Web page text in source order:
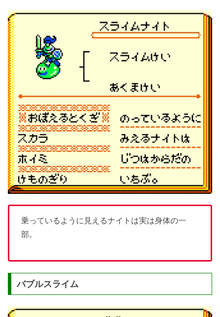
乗っているように見えるナイトは実は身体の一
部。
バブルスライム